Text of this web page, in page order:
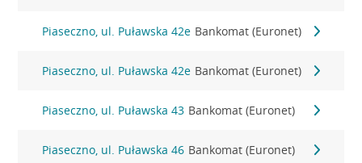
Piaseczno, ul. Puławska 42e Bankomat (Euronet)
Piaseczno, ul. Puławska 42e Bankomat (Euronet)
Piaseczno, ul. Puławska 43 Bankomat (Euronet)
Piaseczno, ul. Puławska 46 Bankomat (Euronet)